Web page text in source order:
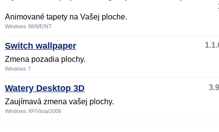
Animované tapety na Vašej ploche.
Windows 98/ME/NT
Switch wallpaper
Zmena pozadia plochy.
Windows 7
Watery Desktop 3D
Zaujímavá zmena vašej plochy.
Windows XP/Vista/2008